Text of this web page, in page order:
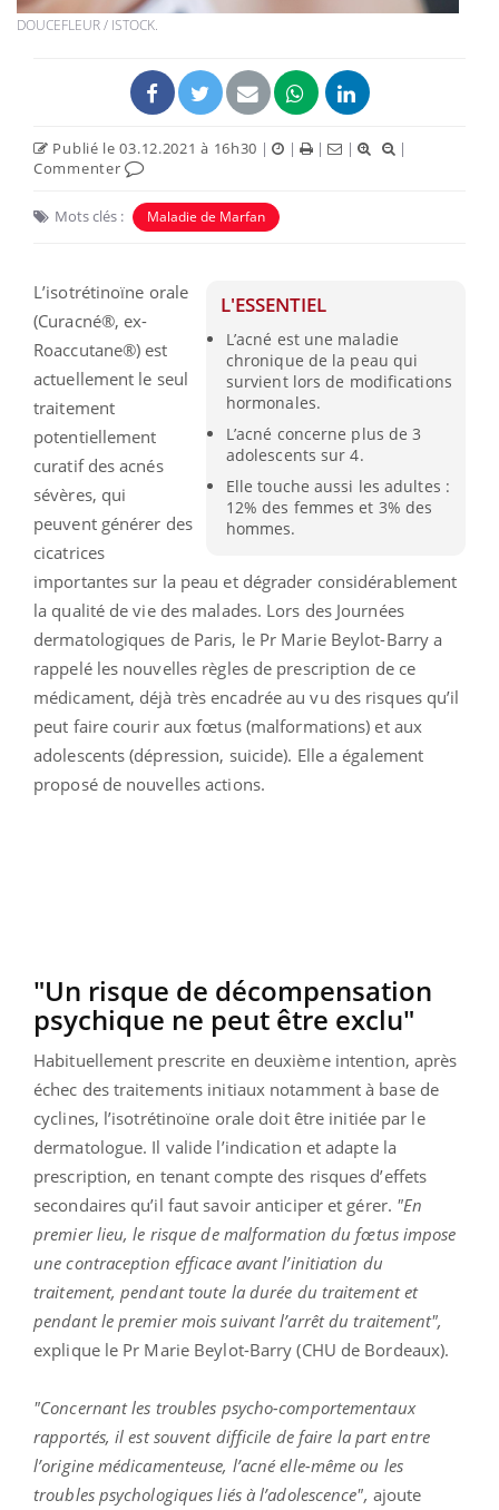
DOUCEFLEUR / ISTOCK.
Publié le 03.12.2021 à 16h30 | | | |
|
Commenter
Mots clés : Maladie de Marfan
L'ESSENTIEL
L’acné est une maladie
chronique de la peau qui
survient lors de modifications
hormonales.
L’acné concerne plus de 3
adolescents sur 4.
Elle touche aussi les adultes :
12% des femmes et 3% des
hommes.
L’isotrétinoïne orale
(Curacné®, ex-
Roaccutane®) est
actuellement le seul
traitement
potentiellement
curatif des acnés
sévères, qui
peuvent générer des
cicatrices
importantes sur la peau et dégrader considérablement
la qualité de vie des malades. Lors des Journées
dermatologiques de Paris, le Pr Marie Beylot-Barrya
rappelé les nouvelles règles de prescription de ce
médicament, déjà très encadrée au vu des risques qu’il
peut faire courir aux fœtus (malformations) et aux
adolescents (dépression, suicide). Elle a également
proposé de nouvelles actions.
"Un risque de décompensation
psychique ne peut être exclu"
Habituellement prescrite en deuxième intention, après
échec des traitements initiaux notamment à base de
cyclines, l’isotrétinoïne orale doit être initiée par le
dermatologue. Il valide l’indication et adapte la
prescription, en tenant compte des risques d’effets
secondaires qu’il faut savoir anticiper et gérer. "En
premier lieu, le risque de malformation du fœtus impose
une contraception efficace avant l’initiation du
traitement, pendant toute la durée du traitement et
pendant le premier mois suivant l’arrêt du traitement",
explique le Pr Marie Beylot-Barry (CHU de Bordeaux).
"Concernant les troubles psycho-comportementaux
rapportés, il est souvent difficile de faire la part entre
l’origine médicamenteuse, l’acné elle-même ou les
troubles psychologiques liés à l’adolescence", ajoute